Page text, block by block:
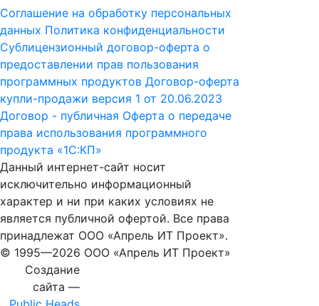
Соглашение на обработку персональных
данных Политика конфиденциальности
Сублицензионный договор-оферта о
предоставлении прав пользования
программных продуктов Договор-оферта
купли-продажи версия 1 от 20.06.2023
Договор - публичная Оферта о передаче
права использования программного
продукта «1С:КП»
Данный интернет-сайт носит
исключительно информационный
характер и ни при каких условиях не
является публичной офертой. Все права
принадлежат ООО «Апрель ИТ Проект».
© 1995—2026 ООО «Апрель ИТ Проект»
Создание
сайта —